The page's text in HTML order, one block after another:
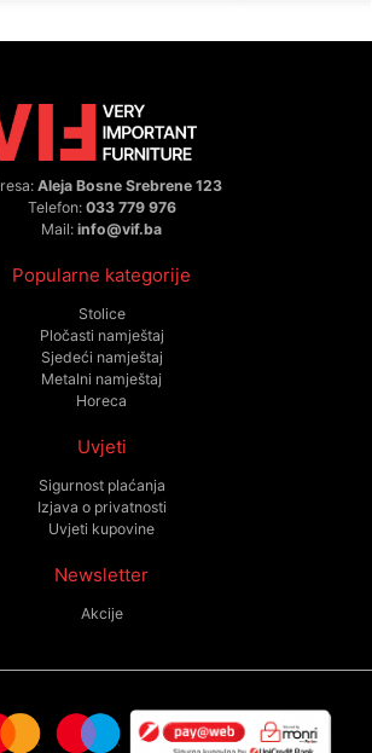
Aleja Bosne Srebrene 123
Telefon: 033 779 976
Mail: info@vif.ba
Popularne kategorije
Stolice
Pločasti namještaj
Sjedeći namještaj
Metalni namještaj
Horeca
Uvjeti
Sigurnost plaćanja
Izjava o privatnosti
Uvjeti kupovine
Newsletter
Akcije